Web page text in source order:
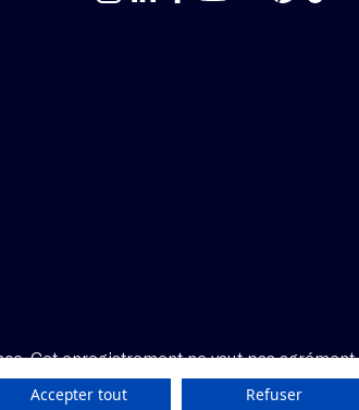
Cet enregistrement ne vaut pas agrément.
Accepter tout Refuser